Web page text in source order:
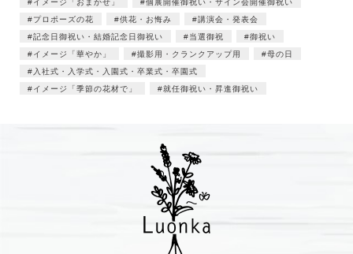
イメージ「おまかせ」
個展開催御祝い・サイン会開催御祝い
プロポーズの花
供花・お悔み
講演会・発表会
記念日御祝い・結婚記念日御祝い
当選御祝
御祝い
イメージ「華やか」
撮影用・クランクアップ用
母の日
入社式・入学式・入園式・卒業式・卒園式
イメージ「季節の花材で」
就任御祝い・昇進御祝い